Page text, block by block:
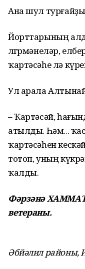
Ана шул турғайҙы
Йорттарының
өлгөрмәнеләр,
ҡартәсәһе лә
Ул арала
– Ҡартәсәй,
атылды. Һәм...
ҡартәсәһен
тотоп, уның
ҡалды.
Фәрзәнә
ветераны.
Әбйәлил районы,